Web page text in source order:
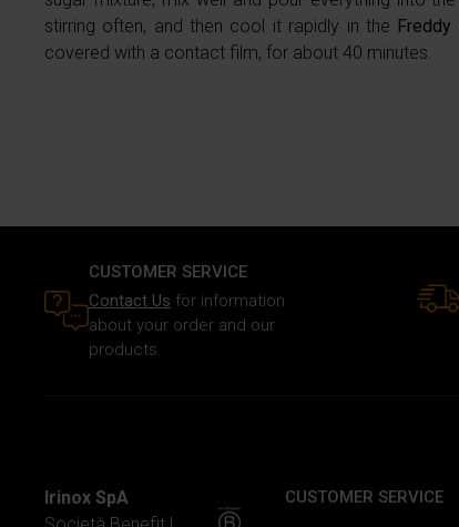
stirring often, and then cool it rapidly in the Freddy
covered with a contact film, for about 40 minutes.
CUSTOMER SERVICE
Contact Us for information
about your order and our
products.
Irinox SpA
CUSTOMER SERVICE